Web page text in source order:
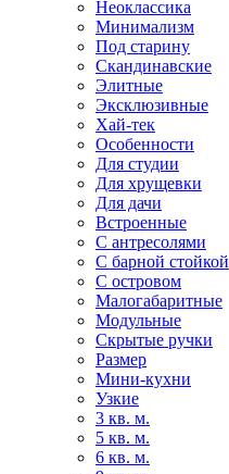
Неоклассика
Минимализм
Под старину
Скандинавские
Элитные
Эксклюзивные
Хай-тек
Особенности
Для студии
Для хрущевки
Для дачи
Встроенные
С антресолями
С барной стойкой
С островом
Малогабаритные
Модульные
Скрытые ручки
Размер
Мини-кухни
Узкие
3 кв. м.
5 кв. м.
6 кв. м.